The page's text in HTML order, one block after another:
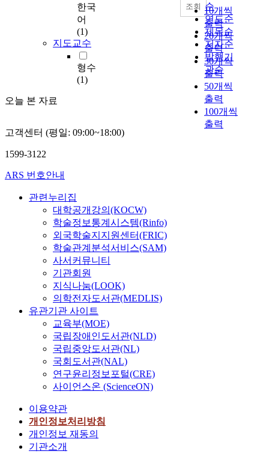
한국
어
(1)
지도교수
형수
(1)
오늘 본 자료
순
연도순
제목순
저자순
발행기
관순
10개씩
출력
20개씩
출력
30개씩
출력
50개씩
출력
100개씩
출력
조회
고객센터 (평일: 09:00~18:00)
1599-3122
ARS 번호안내
관련누리집
대학공개강의(KOCW)
학술정보통계시스템(Rinfo)
외국학술지지원센터(FRIC)
학술관계분석서비스(SAM)
사서커뮤니티
기관회원
지식나눔(LOOK)
의학전자도서관(MEDLIS)
유관기관 사이트
교육부(MOE)
국립장애인도서관(NLD)
국립중앙도서관(NL)
국회도서관(NAL)
연구윤리정보포털(CRE)
사이언스온 (ScienceON)
이용약관
개인정보처리방침
개인정보 재동의
기관소개